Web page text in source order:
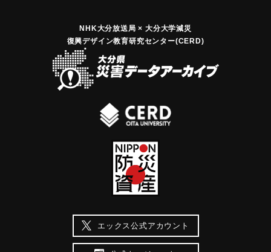
かれた粘土によって組成されていればドロドロとなる地層は
とめどなく崩壊する心配があるとのこと。
【出典：豊州新報 大正11年7月10日朝刊3面】
｜固有コード:00268501
NHK大分放送局 × 大分大学減災
復興デザイン教育研究センター(CERD)
エックス公式アカウント